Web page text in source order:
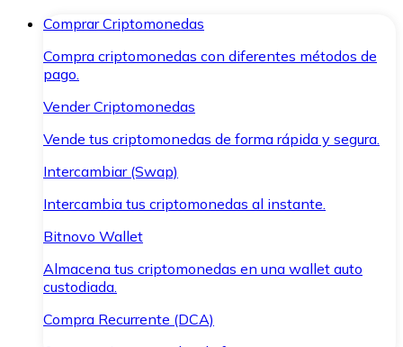
Comprar Criptomonedas
Compra criptomonedas con diferentes métodos de
pago.
Vender Criptomonedas
Vende tus criptomonedas de forma rápida y segura.
Intercambiar (Swap)
Intercambia tus criptomonedas al instante.
Bitnovo Wallet
Almacena tus criptomonedas en una wallet auto
custodiada.
Compra Recurrente (DCA)